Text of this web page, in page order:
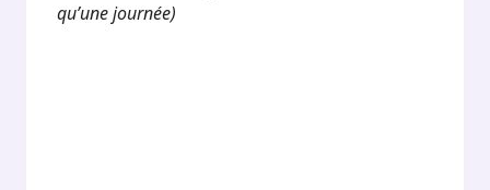
qu’une journée)